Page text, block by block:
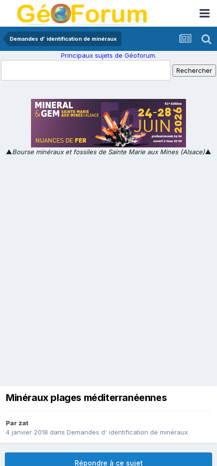
Demandes d' identification de minéraux
Principaux sujets de Géoforum.
▲Bourse minéraux et fossiles de Sainte Marie aux Mines (Alsace)▲
Minéraux plages méditerranéennes
Par zat
4 janvier 2018 dans Demandes d' identification de minéraux
Répondre à ce sujet